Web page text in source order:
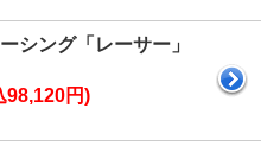
シング「レーサー」
98,120円)